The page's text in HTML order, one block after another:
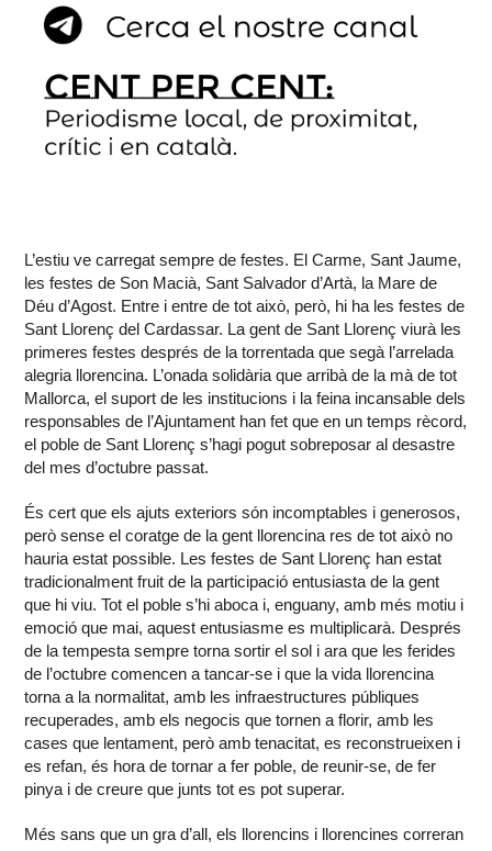
L’estiu ve carregat sempre de festes. El Carme, Sant Jaume,
les festes de Son Macià, Sant Salvador d’Artà, la Mare de
Déu d’Agost. Entre i entre de tot això, però, hi ha les festes de
Sant Llorenç del Cardassar. La gent de Sant Llorenç viurà les
primeres festes després de la torrentada que segà l’arrelada
alegria llorencina. L’onada solidària que arribà de la mà de tot
Mallorca, el suport de les institucions i la feina incansable dels
responsables de l’Ajuntament han fet que en un temps rècord,
el poble de Sant Llorenç s’hagi pogut sobreposar al desastre
del mes d’octubre passat.
És cert que els ajuts exteriors són incomptables i generosos,
però sense el coratge de la gent llorencina res de tot això no
hauria estat possible. Les festes de Sant Llorenç han estat
tradicionalment fruit de la participació entusiasta de la gent
que hi viu. Tot el poble s’hi aboca i, enguany, amb més motiu i
emoció que mai, aquest entusiasme es multiplicarà. Després
de la tempesta sempre torna sortir el sol i ara que les ferides
de l’octubre comencen a tancar-se i que la vida llorencina
torna a la normalitat, amb les infraestructures públiques
recuperades, amb els negocis que tornen a florir, amb les
cases que lentament, però amb tenacitat, es reconstrueixen i
es refan, és hora de tornar a fer poble, de reunir-se, de fer
pinya i de creure que junts tot es pot superar.
Més sans que un gra d’all, els llorencins i llorencines correran